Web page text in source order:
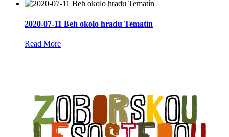
2020-07-11 Beh okolo hradu Tematín
Read More